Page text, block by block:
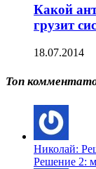
Какой
грузит
18.07.2014
Топ
Николай:
Решение 2: